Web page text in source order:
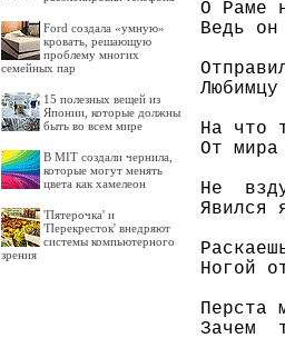
Ford создала «умную»
кровать, решающую
проблему многих
семейных пар
15 полезных вещей из
Японии, которые должны
быть во всем мире
В MIT создали чернила,
которые могут менять
цвета как хамелеон
'Пятерочка' и
'Перекресток' внедряют
системы компьютерного
зрения
О Раме
Ведь
На что
От мира
Не
Явился
Ногой
Перста
Зачем